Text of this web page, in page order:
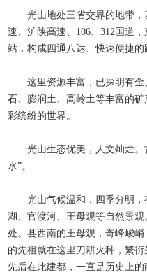
光山地处三省交界的地带，
速、沪陕高速、106、312国道
站，构成四通八达、快速便捷的
这里资源丰富，已探明有金
石、膨润土、高岭土等丰富的
彩缤纷的世界。
光山生态优美，人文灿烂。
水”。
光山气候温和，四季分明，
湖、官渡河、王母观等自然景
处。县西南的王母观，奇峰峻
的先祖就在这里刀耕火种，繁
先后在此建都，一直是历史上